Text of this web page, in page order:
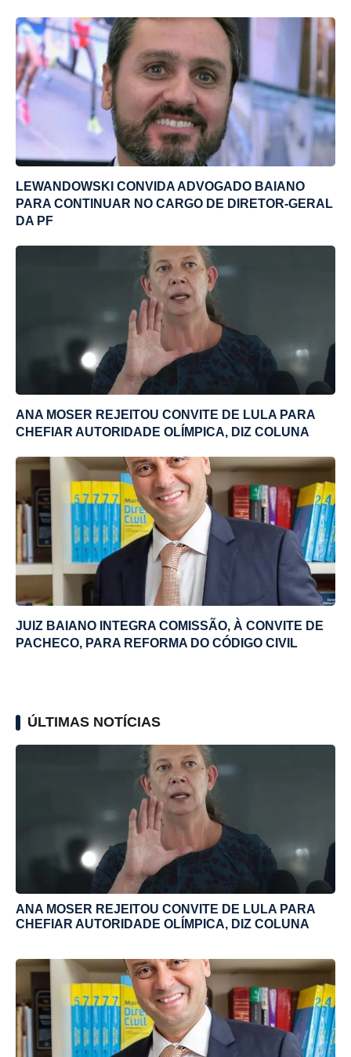
LEWANDOWSKI CONVIDA ADVOGADO BAIANO
PARA CONTINUAR NO CARGO DE DIRETOR-GERAL
DA PF
ANA MOSER REJEITOU CONVITE DE LULA PARA
CHEFIAR AUTORIDADE OLÍMPICA, DIZ COLUNA
JUIZ BAIANO INTEGRA COMISSÃO, À CONVITE DE
PACHECO, PARA REFORMA DO CÓDIGO CIVIL
ÚLTIMAS NOTÍCIAS
ANA MOSER REJEITOU CONVITE DE LULA PARA
CHEFIAR AUTORIDADE OLÍMPICA, DIZ COLUNA